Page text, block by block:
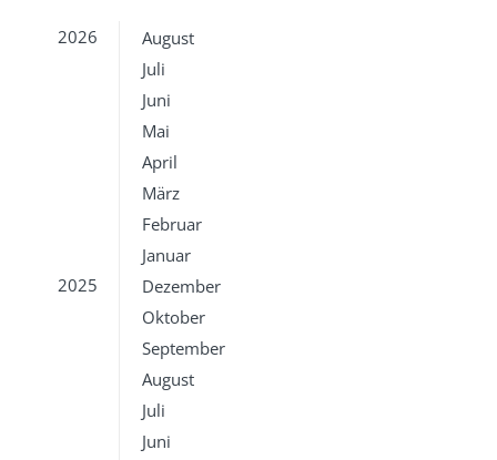
2026
August
Juli
Juni
Mai
April
März
Februar
Januar
2025
Dezember
Oktober
September
August
Juli
Juni